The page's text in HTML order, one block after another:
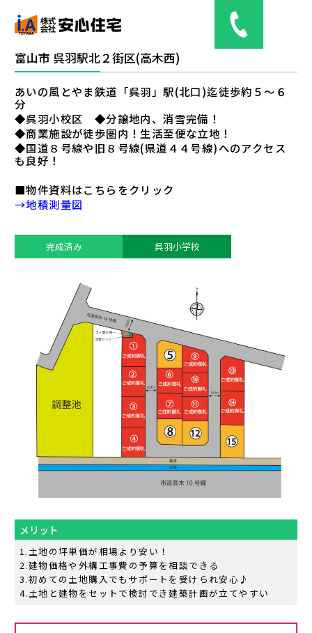
土地情報
分譲（予定）住宅
web見学
お問い合わせ
富山市 呉羽駅北２街区(高木西)
あいの風とやま鉄道「呉羽」駅(北口)迄徒歩約５～６
分
◆呉羽小校区 ◆分譲地内、消雪完備！
◆商業施設が徒歩圏内！生活至便な立地！
◆国道８号線や旧８号線(県道４４号線)へのアクセス
も良好！
■物件資料はこちらをクリック
→地積測量図
完成済み 呉羽小学校
メリット
土地の坪単価が相場より安い！
建物価格や外構工事費の予算を相談できる
初めての土地購入でもサポートを受けられ安心♪
土地と建物をセットで検討でき建築計画が立てやすい